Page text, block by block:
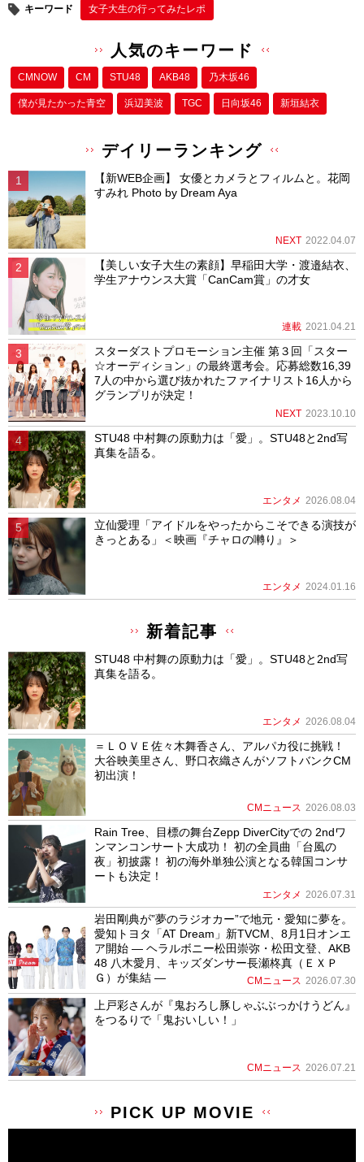
キーワード 女子大生の行ってみたレポ
人気のキーワード
CMNOW CM STU48 AKB48 乃木坂46
僕が⾒たかった⻘空 浜辺美波 TGC 日向坂46 新垣結衣
デイリーランキング
【新WEB企画】 女優とカメラとフィルムと。花岡
すみれ Photo by Dream Aya
NEXT 2022.04.07
【美しい女子大生の素顔】早稲田大学・渡邉結衣、
学生アナウンス大賞「CanCam賞」の才女
連載 2021.04.21
スターダストプロモーション主催 第３回「スター
☆オーディション」の最終選考会。応募総数16,39
7人の中から選び抜かれたファイナリスト16人から
グランプリが決定！
NEXT 2023.10.10
STU48 中村舞の原動力は「愛」。STU48と2nd写
真集を語る。
エンタメ 2026.08.04
立仙愛理「アイドルをやったからこそできる演技が
きっとある」＜映画『チャロの囀り』＞
エンタメ 2024.01.16
新着記事
STU48 中村舞の原動力は「愛」。STU48と2nd写
真集を語る。
エンタメ 2026.08.04
＝ＬＯＶＥ佐々木舞香さん、アルパカ役に挑戦！
大谷映美里さん、野口衣織さんがソフトバンクCM
初出演！
CMニュース 2026.08.03
Rain Tree、目標の舞台Zepp DiverCityでの 2ndワ
ンマンコンサート大成功！ 初の全員曲「台風の
夜」初披露！ 初の海外単独公演となる韓国コンサ
ートも決定！
エンタメ 2026.07.31
岩田剛典が”夢のラジオカー”で地元・愛知に夢を。
愛知トヨタ「AT Dream」新TVCM、8月1日オンエ
ア開始 ― ヘラルボニー松田崇弥・松田文登、AKB
48 八木愛月、キッズダンサー長瀬柊真（ＥＸＰ
Ｇ）が集結 ―
CMニュース 2026.07.30
上戸彩さんが『鬼おろし豚しゃぶぶっかけうどん』
をつるりで「鬼おいしい！」
CMニュース 2026.07.21
PICK UP MOVIE